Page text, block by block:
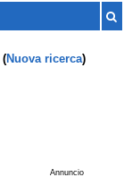
(Nuova ricerca)
Annuncio